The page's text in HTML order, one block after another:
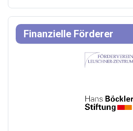
Finanzielle Förderer